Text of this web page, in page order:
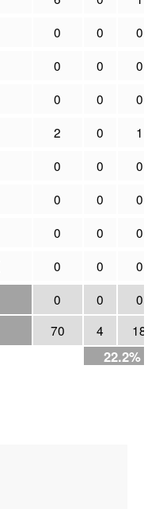
0 0
0
0 0
0
0 0
0
2 0
1
0 0
0
0 0
0
0 0
0
0 0 0
0 0 0
70 4 18
22.2%